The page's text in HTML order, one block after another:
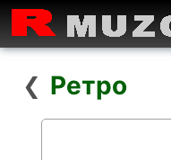
❮ Ретро